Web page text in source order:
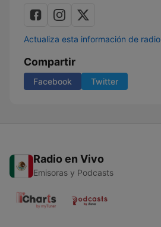
Actualiza esta información de radio
Compartir
Facebook Twitter
Radio en Vivo
Emisoras y Podcasts